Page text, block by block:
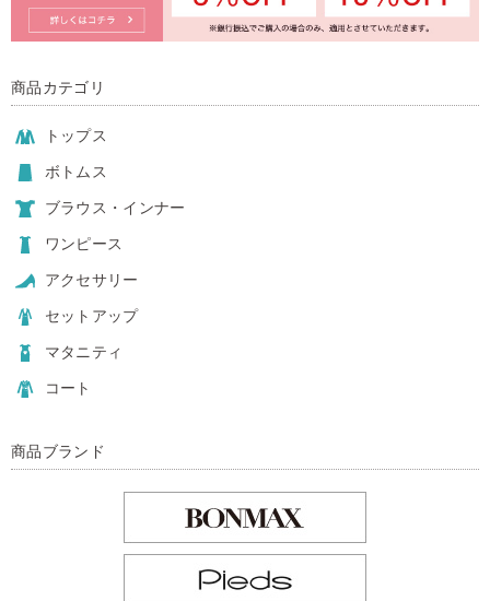
商品カテゴリ
トップス
ボトムス
ブラウス・インナー
ワンピース
アクセサリー
セットアップ
マタニティ
コート
商品ブランド